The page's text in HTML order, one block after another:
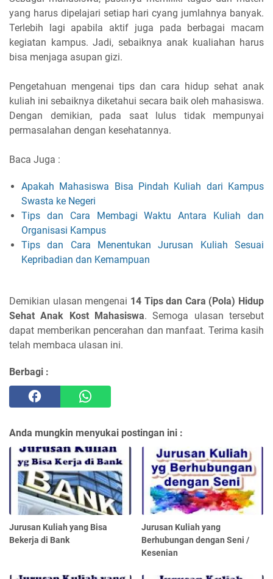
yang harus dipelajari setiap hari cyang jumlahnya banyak.
Terlebih lagi apabila aktif juga pada berbagai macam
kegiatan kampus. Jadi, sebaiknya anak kualiahan harus
bisa menjaga asupan gizi.
Pengetahuan mengenai tips dan cara hidup sehat anak
kuliah ini sebaiknya diketahui secara baik oleh mahasiswa.
Dengan demikian, pada saat lulus tidak mempunyai
permasalahan dengan kesehatannya.
Baca Juga :
Apakah Mahasiswa Bisa Pindah Kuliah dari Kampus
Swasta ke Negeri
Tips dan Cara Membagi Waktu Antara Kuliah dan
Organisasi Kampus
Tips dan Cara Menentukan Jurusan Kuliah Sesuai
Kepribadian dan Kemampuan
Demikian ulasan mengenai 14 Tips dan Cara (Pola) Hidup
Sehat Anak Kost Mahasiswa. Semoga ulasan tersebut
dapat memberikan pencerahan dan manfaat. Terima kasih
telah membaca ulasan ini.
Berbagi :
Anda mungkin menyukai postingan ini :
Jurusan Kuliah yang Bisa
Bekerja di Bank
Jurusan Kuliah yang
Berhubungan dengan Seni /
Kesenian